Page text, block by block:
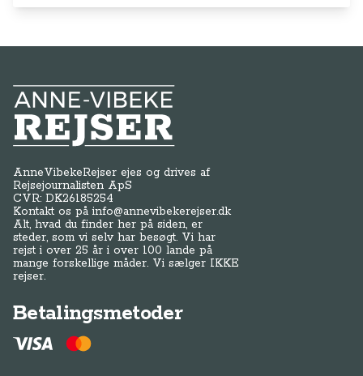
Anne-Vibeke Rejser
AnneVibekeRejser ejes og drives af
Rejsejournalisten ApS
CVR: DK26185254
Kontakt os påinfo@annevibekerejser.dk
Alt, hvad du finder her på siden, er
steder, som vi selv har besøgt. Vi har
rejst i over 25 år i over 100 lande på
mange forskellige måder. Vi sælger IKKE
rejser.
Betalingsmetoder